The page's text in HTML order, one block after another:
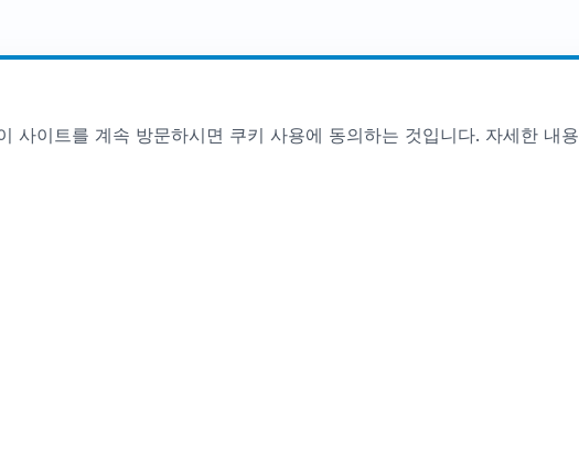
사이트를 계속 방문하시면 쿠키 사용에 동의하는 것입니다. 자세한 내용